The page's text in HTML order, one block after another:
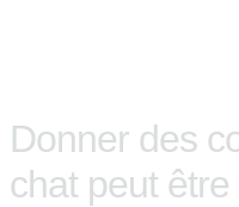
Donner des
chat peut